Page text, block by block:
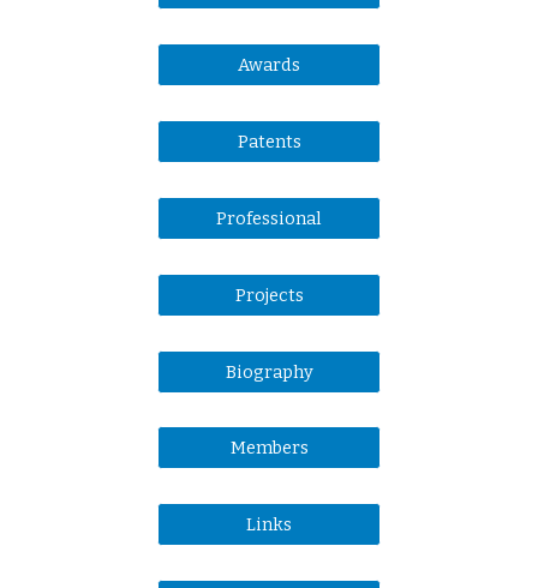
Awards
Patents
Professional
Projects
Biography
Members
Links